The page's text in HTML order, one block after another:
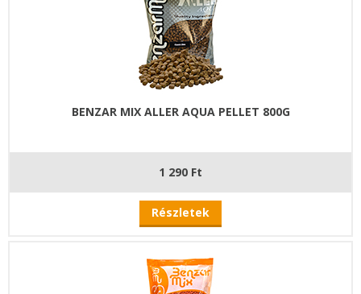
BENZAR MIX ALLER AQUA PELLET 800G
1 290 Ft
Részletek